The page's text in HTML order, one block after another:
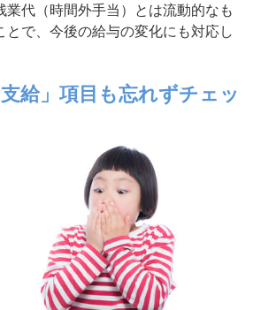
業代（時間外手当）とは流動的なも
とで、今後の給与の変化にも対応し
給」項目も忘れずチェッ